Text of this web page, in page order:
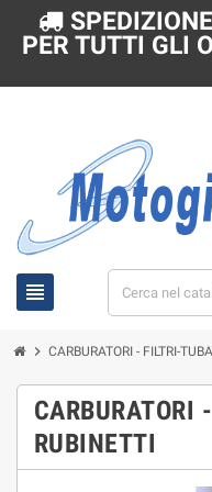
PER TUTTI GLI
view_headline
chevron_right CARBURATORI - FILTRI-
RUBINETTI